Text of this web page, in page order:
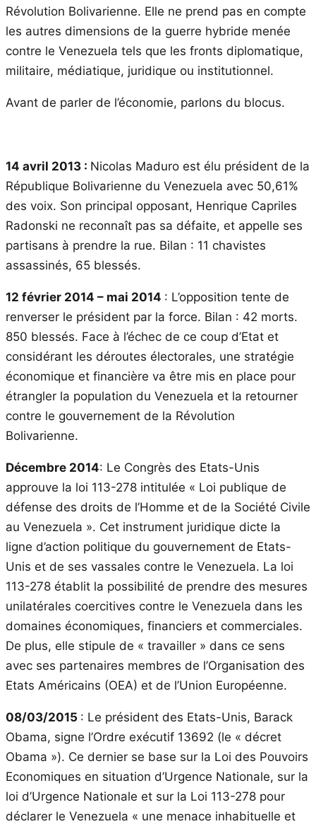
Révolution Bolivarienne. Elle ne prend pas en compte
les autres dimensions de la guerre hybride menée
contre le Venezuela tels que les fronts diplomatique,
militaire, médiatique, juridique ou institutionnel.
Avant de parler de l’économie, parlons du blocus.
14 avril 2013 : Nicolas Maduro est élu président de la
République Bolivarienne du Venezuela avec 50,61%
des voix. Son principal opposant, Henrique Capriles
Radonski ne reconnaît pas sa défaite, et appelle ses
partisans à prendre la rue. Bilan : 11 chavistes
assassinés, 65 blessés.
12 février 2014 – mai 2014 : L’opposition tente de
renverser le président par la force. Bilan : 42 morts.
850 blessés. Face à l’échec de ce coup d’Etat et
considérant les déroutes électorales, une stratégie
économique et financière va être mis en place pour
étrangler la population du Venezuela et la retourner
contre le gouvernement de la Révolution
Bolivarienne.
Décembre 2014: Le Congrès des Etats-Unis
approuve la loi 113-278 intitulée « Loi publique de
défense des droits de l’Homme et de la Société Civile
au Venezuela ». Cet instrument juridique dicte la
ligne d’action politique du gouvernement de Etats-
Unis et de ses vassales contre le Venezuela. La loi
113-278 établit la possibilité de prendre des mesures
unilatérales coercitives contre le Venezuela dans les
domaines économiques, financiers et commerciales.
De plus, elle stipule de « travailler » dans ce sens
avec ses partenaires membres de l’Organisation des
Etats Américains (OEA) et de l’Union Européenne.
08/03/2015 : Le président des Etats-Unis, Barack
Obama, signe l’Ordre exécutif 13692 (le « décret
Obama »). Ce dernier se base sur la Loi des Pouvoirs
Economiques en situation d’Urgence Nationale, sur la
loi d’Urgence Nationale et sur la Loi 113-278 pour
déclarer le Venezuela « une menace inhabituelle et